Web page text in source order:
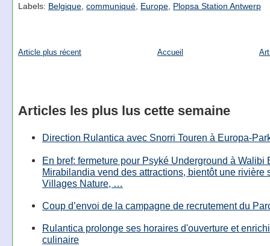
Labels: Belgique, communiqué, Europe, Plopsa Station Antwerp
Article plus récent Accueil
Articles les plus lus cette semaine
Direction Rulantica avec Snorri Touren à Europa-
En bref: fermeture pour Psyké Underground à Walibi
Mirabilandia vend des attractions, bientôt une rivière
Villages Nature, …
Coup d’envoi de la campagne de recrutement du
Rulantica prolonge ses horaires d'ouverture et
culinaire